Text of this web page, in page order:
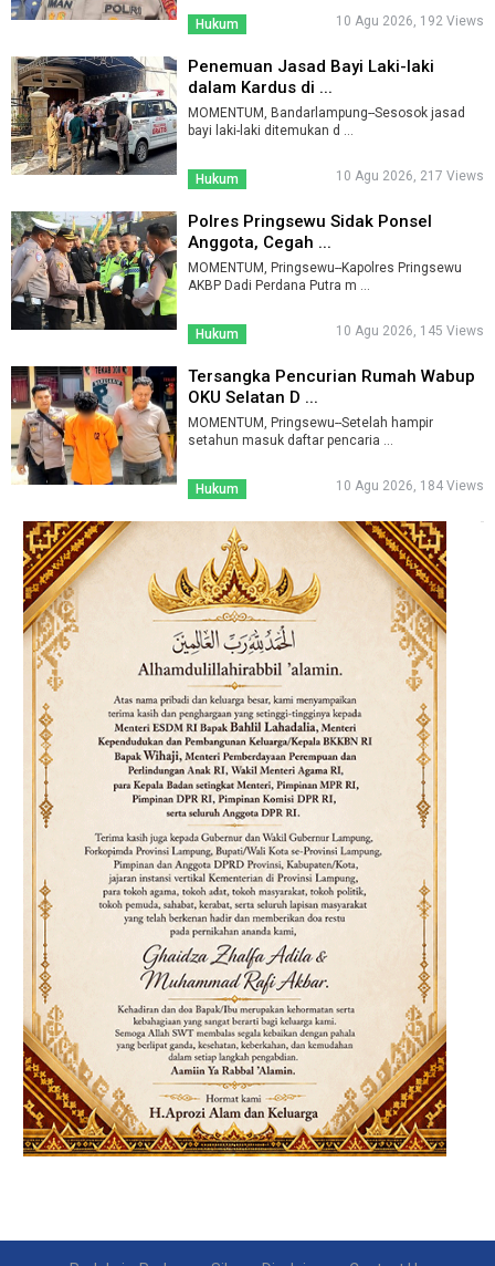
Hukum 10 Agu 2026, 192 Views
Penemuan Jasad Bayi Laki-laki
dalam Kardus di ...
MOMENTUM, Bandarlampung--Sesosok jasad
bayi laki-laki ditemukan d ...
Hukum 10 Agu 2026, 217 Views
Polres Pringsewu Sidak Ponsel
Anggota, Cegah ...
MOMENTUM, Pringsewu--Kapolres Pringsewu
AKBP Dadi Perdana Putra m ...
Hukum 10 Agu 2026, 145 Views
Tersangka Pencurian Rumah Wabup
OKU Selatan D ...
MOMENTUM, Pringsewu--Setelah hampir
setahun masuk daftar pencaria ...
Hukum 10 Agu 2026, 184 Views